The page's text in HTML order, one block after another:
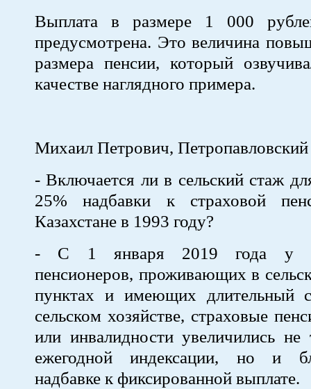
Выплата в размере 1 000
предусмотрена. Это величина
размера пенсии, который
качестве наглядного примера.
Михаил Петрович,
- Включается ли в сельский стаж
25% надбавки к страховой
Казахстане в 1993 году?
- С 1 января 2019 года у
пенсионеров, проживающих в
пунктах и имеющих длительный
сельском хозяйстве, страховые
или инвалидности увеличились не
ежегодной индексации, но и
надбавке к фиксированной выплате.